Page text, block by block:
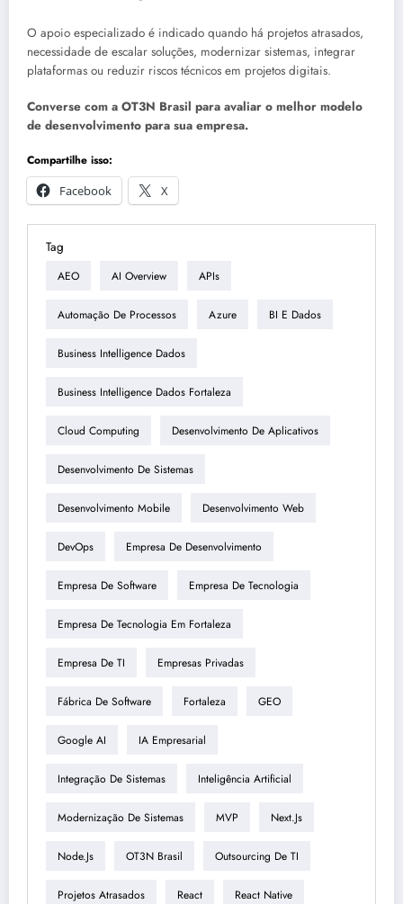
O apoio especializado é indicado quando há projetos atrasados,
necessidade de escalar soluções, modernizar sistemas, integrar
plataformas ou reduzir riscos técnicos em projetos digitais.
Converse com a OT3N Brasil para avaliar o melhor modelo
de desenvolvimento para sua empresa.
Compartilhe isso:
Facebook
X
Tag
AEO AI Overview APIs
Automação De Processos Azure BI E Dados
Business Intelligence Dados
Business Intelligence Dados Fortaleza
Cloud Computing Desenvolvimento De Aplicativos
Desenvolvimento De Sistemas
Desenvolvimento Mobile Desenvolvimento Web
DevOps Empresa De Desenvolvimento
Empresa De Software Empresa De Tecnologia
Empresa De Tecnologia Em Fortaleza
Empresa De TI Empresas Privadas
Fábrica De Software Fortaleza GEO
Google AI IA Empresarial
Integração De Sistemas Inteligência Artificial
Modernização De Sistemas MVP Next.js
Node.js OT3N Brasil Outsourcing De TI
Projetos Atrasados React React Native